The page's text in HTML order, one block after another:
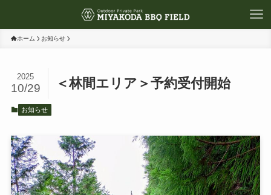
ホーム お知らせ
＜林間エリア＞予約受付開始
2025
10/29
お知らせ